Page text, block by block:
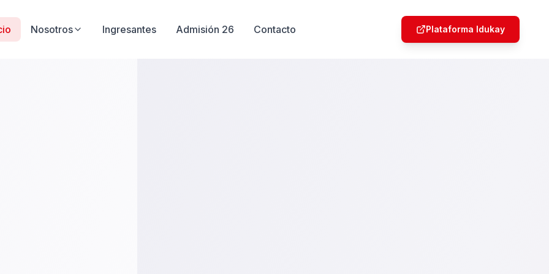
Nosotros Ingresantes Admisión 26 Contacto Plataforma Idukay